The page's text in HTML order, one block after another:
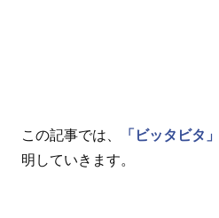
この記事では、 「ビッタビタ」
明していきます。